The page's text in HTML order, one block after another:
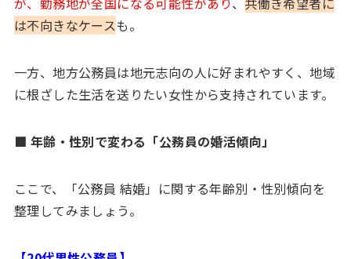
は不向きなケースも。
一方、地方公務員は地元志向の人に好まれやすく、地域
に根ざした生活を送りたい女性から支持されています。
■ 年齢・性別で変わる「公務員の婚活傾向」
ここで、「公務員 結婚」に関する年齢別・性別傾向を
整理してみましょう。